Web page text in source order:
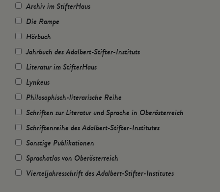
Archiv im StifterHaus
Die Rampe
Hörbuch
Jahrbuch des Adalbert-Stifter-Instituts
Literatur im StifterHaus
Lynkeus
Philosophisch-literarische Reihe
Schriften zur Literatur und Sprache in Oberösterreich
Schriftenreihe des Adalbert-Stifter-Institutes
Sonstige Publikationen
Sprachatlas von Oberösterreich
Vierteljahresschrift des Adalbert-Stifter-Institutes